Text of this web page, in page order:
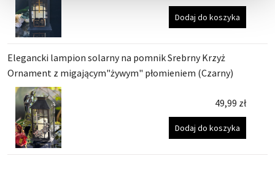
Dodaj do koszyka
Elegancki lampion solarny na pomnik Srebrny Krzyż
Ornament z migającym"żywym" płomieniem (Czarny)
49,99 zł
Dodaj do koszyka